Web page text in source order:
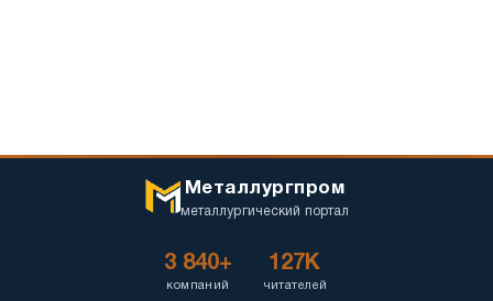
Металлургпром
металлургический портал
3 840+
компаний
127K
читателей